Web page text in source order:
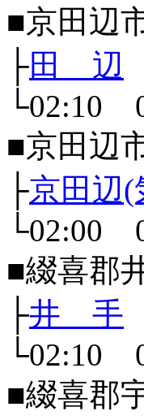
■京田辺
├田 辺
└02:10
■京田辺
├京田辺(
└02:00
■綴喜郡
├井 手
└02:10
■綴喜郡